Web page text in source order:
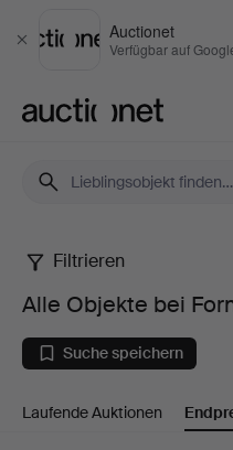
Schließen
Auctionet
Verfügbar auf
Alle
Objekte
bei
Formstad
Filtrieren
Alle Objekte bei
Suche speichern
Laufende Auktionen